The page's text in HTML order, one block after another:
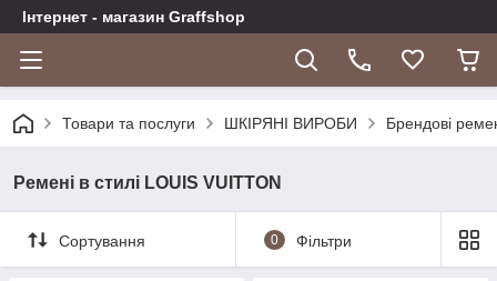
Інтернет - магазин Graffshop
Товари та послуги ШКІРЯНІ ВИРОБИ Брендові
Ремені в стилі LOUIS VUITTON
Сортування 0 Фільтри